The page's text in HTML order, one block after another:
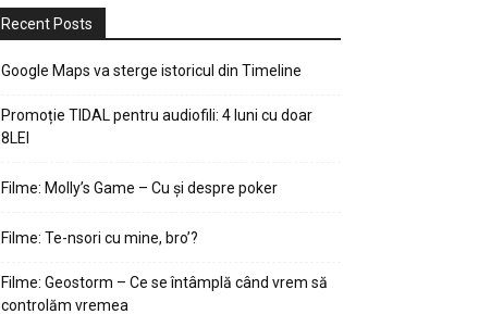
Recent Posts
Google Maps va sterge istoricul din Timeline
Promoție TIDAL pentru audiofili: 4 luni cu doar
8LEI
Filme: Molly’s Game – Cu și despre poker
Filme: Te-nsori cu mine, bro’?
Filme: Geostorm – Ce se întâmplă când vrem să
controlăm vremea